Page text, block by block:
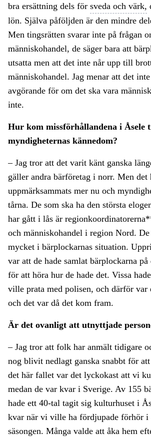
bra ersättning dels för sveda och värk,
lön. Själva påföljden är den mindre
Men tingsrätten svarar inte på frågan
människohandel, de säger bara att
utsatta men att det inte når upp till
människohandel. Jag menar att det
avgörande för om det ska vara
inte.
Hur kom missförhållandena i Åsele
myndigheternas kännedom?
– Jag tror att det varit känt ganska
gäller andra bärföretag i norr. Men det
uppmärksammats mer nu och
tårna. De som ska ha den största
har gått i lås är
och människohandel i region Nord. De
mycket i bärplockarnas situation.
var att de hade samlat bärplockarna
för att höra hur de hade det. Vissa
ville prata med polisen, och därför var
och det var då det kom fram.
Är det ovanligt att utnyttjade
– Jag tror att folk har anmält tidigare
nog blivit nedlagt ganska snabbt för
det här fallet var det lyckokast att vi
medan de var kvar i Sverige. Av 155
hade ett 40-tal tagit sig kulturhuset i
kvar när vi ville ha fördjupade förhör i
säsongen. Många valde att åka hem